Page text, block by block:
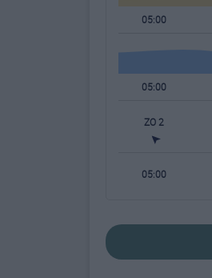
05:00
05:00
ZO 2
05:00